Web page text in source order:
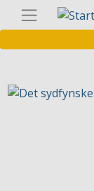
Direkt
zum